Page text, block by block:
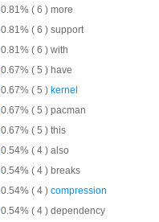
0.81% ( 6 ) more
0.81% ( 6 ) support
0.81% ( 6 ) with
0.67% ( 5 ) have
0.67% ( 5 ) kernel
0.67% ( 5 ) pacman
0.67% ( 5 ) this
0.54% ( 4 ) also
0.54% ( 4 ) breaks
0.54% ( 4 ) compression
0.54% ( 4 ) dependency